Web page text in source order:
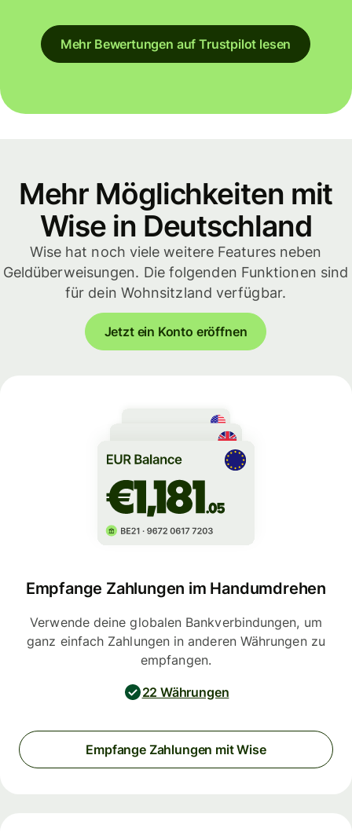
Mehr Bewertungen auf Trustpilot lesen
Mehr Möglichkeiten mit
Wise in Deutschland
Wise hat noch viele weitere Features neben
Geldüberweisungen. Die folgenden Funktionen sind
für dein Wohnsitzland verfügbar.
Jetzt ein Konto eröffnen
Empfange Zahlungen im Handumdrehen
Verwende deine globalen Bankverbindungen, um
ganz einfach Zahlungen in anderen Währungen zu
empfangen.
22 Währungen
Empfange Zahlungen mit Wise